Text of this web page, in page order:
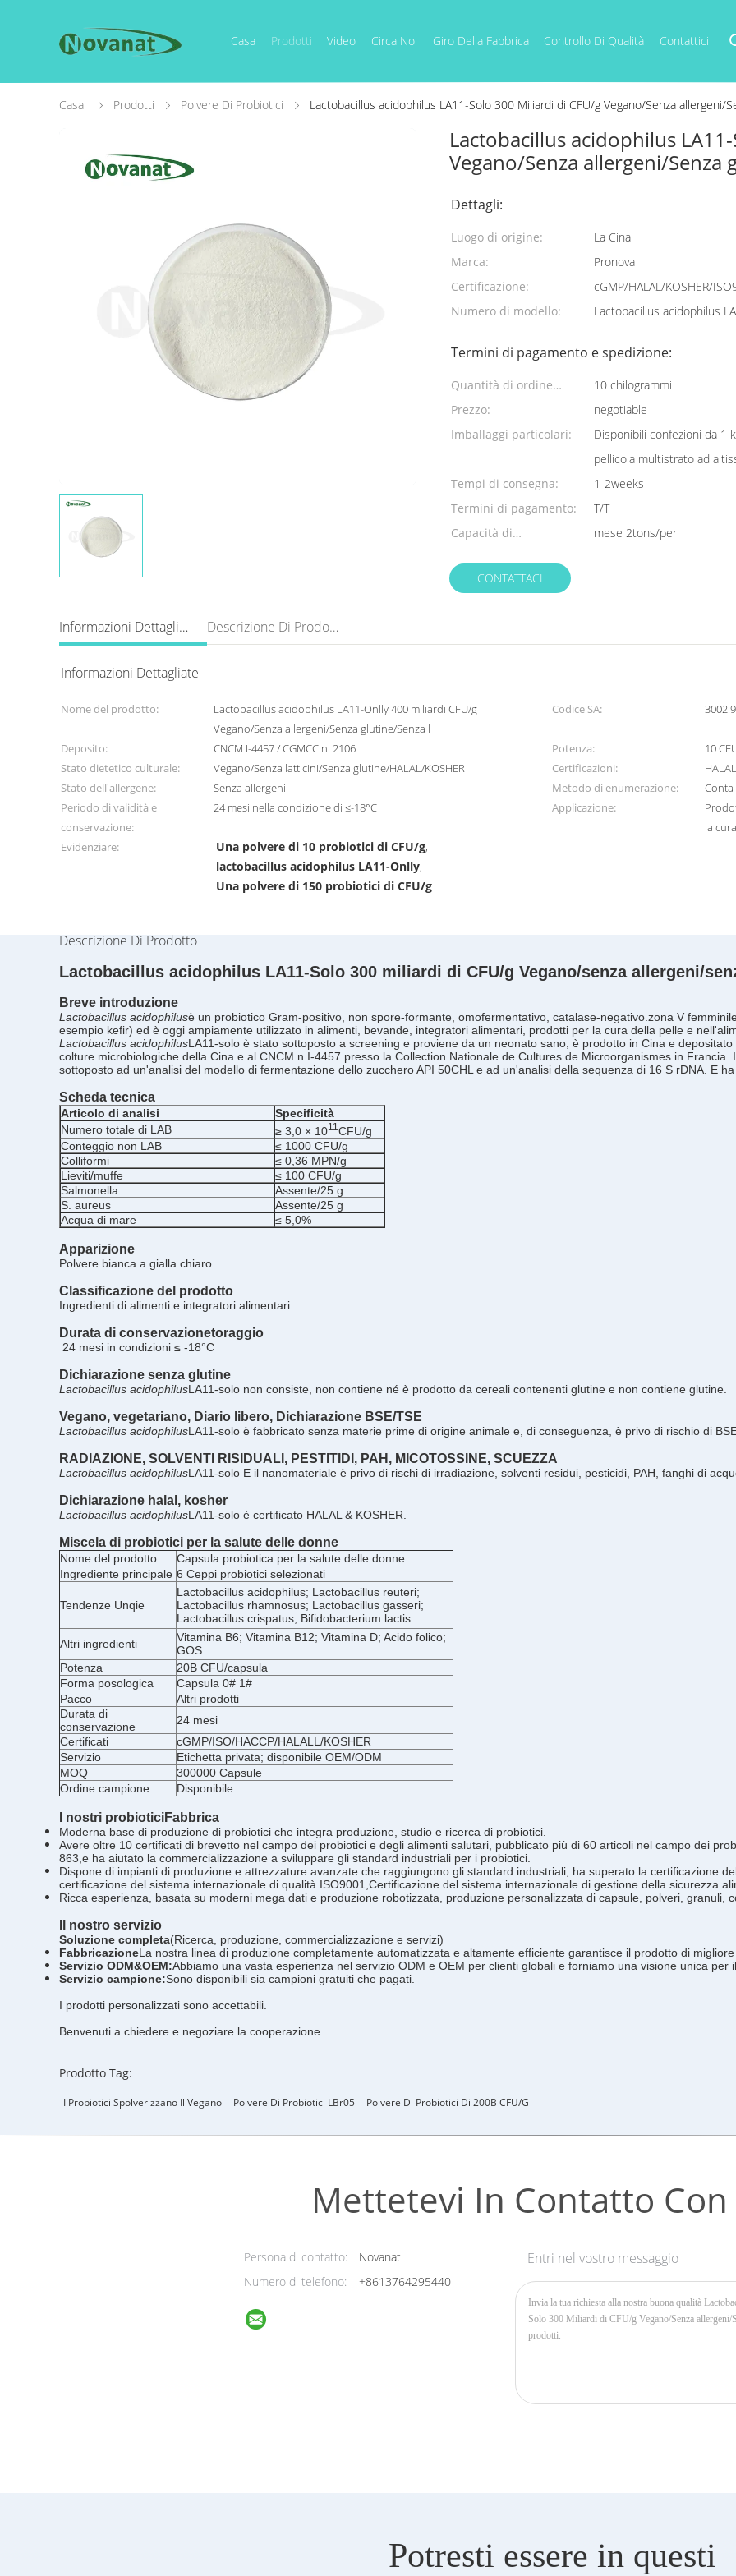
Casa Prodotti Video Circa Noi Giro Della Fabbrica Controllo Di Qualità Contattici
Casa Prodotti Polvere Di Probiotici Lactobacillus acidophilus LA11-Solo 300 Miliardi di CFU/g Vegano/Senza allergeni/
Lactobacillus acidophilus
Vegano/Senza allergeni/Senza
Dettagli:
Luogo di origine:
La Cina
Marca:
Pronova
Certificazione:
cGMP/HALAL/KOSHER/
Numero di modello:
Lactobacillus acidophilus
Termini di pagamento e spedizione:
Quantità di ordine
minimo:
10 chilogrammi
Prezzo:
negotiable
Imballaggi particolari:
Disponibili confezioni da 1
pellicola multistrato ad
Tempi di consegna:
1-2weeks
Termini di pagamento:
T/T
Capacità di
mese 2tons/per
CONTATTACI
Informazioni Dettagliate Descrizione Di Prodotto
Informazioni Dettagliate
Nome del prodotto:
Lactobacillus acidophilus LA11-Onlly 400 miliardi CFU/g
Vegano/Senza allergeni/Senza glutine/Senza l
Codice SA:
Deposito: CNCM I-4457 / CGMCC n. 2106 Potenza:
10
Stato dietetico culturale:
Vegano/Senza latticini/Senza glutine/HALAL/KOSHER Certificazioni:
Stato dell'allergene:
Senza allergeni Metodo di enumerazione:
Conta
Periodo di validità e
conservazione:
24 mesi nella condizione di ≤-18°C Applicazione:
la
Evidenziare:
Una polvere di 10 probiotici di CFU/g,
lactobacillus acidophilus LA11-Onlly,
Una polvere di 150 probiotici di CFU/g
Descrizione Di Prodotto
Lactobacillus acidophilus LA11-Solo 300 miliardi di CFU/g Vegano/senza allergeni/
Breve introduzione
Lactobacillus acidophilusè un probiotico Gram-positivo, non spore-formante, omofermentativo, catalase-negativo. zona V
esempio kefir) ed è oggi ampiamente utilizzato in alimenti, bevande, integratori alimentari, prodotti per la cura della pelle e
Lactobacillus acidophilusLA11-solo è stato sottoposto a screening e proviene da un neonato sano, è prodotto in Cina e
colture microbiologiche della Cina e al CNCM n.I-4457 presso la Collection Nationale de Cultures de Microorganismes in
sottoposto ad un'analisi del modello di fermentazione dello zucchero API 50CHL e ad un'analisi della sequenza di 16 S rDNA. E
Scheda tecnica
Articolo di analisi
Specificità
Numero totale di LAB
≥ 3,0 × 1011 CFU/g
Conteggio non LAB
≤ 1000 CFU/g
Colliformi
≤ 0,36 MPN/g
Lieviti/muffe
≤ 100 CFU/g
Salmonella
Assente/25 g
S. aureus
Assente/25 g
Acqua di mare
≤ 5,0%
Apparizione
Polvere bianca a gialla chiaro.
Classificazione del prodotto
Ingredienti di alimenti e integratori alimentari
Durata di conservazionetoraggio
24 mesi in condizioni ≤ -18°C
Dichiarazione senza glutine
Lactobacillus acidophilusLA11-solo non consiste, non contiene né è prodotto da cereali contenenti glutine e non contiene glutine.
Vegano, vegetariano, Diario libero, Dichiarazione BSE/TSE
Lactobacillus acidophilusLA11-solo è fabbricato senza materie prime di origine animale e, di conseguenza, è privo di rischio di
RADIAZIONE, SOLVENTI RISIDUALI, PESTITIDI, PAH, MICOTOSSINE, SCUEZZA
Lactobacillus acidophilusLA11-solo E il nanomateriale è privo di rischi di irradiazione, solventi residui, pesticidi, PAH, fanghi di
Dichiarazione halal, kosher
Lactobacillus acidophilusLA11-solo è certificato HALAL & KOSHER.
Miscela di probiotici per la salute delle donne
Nome del prodotto
Capsula probiotica per la salute delle donne
Ingrediente principale 6 Ceppi probiotici selezionati
Tendenze Unqie
Lactobacillus acidophilus; Lactobacillus reuteri;
Lactobacillus rhamnosus; Lactobacillus gasseri;
Lactobacillus crispatus; Bifidobacterium lactis.
Altri ingredienti
Vitamina B6; Vitamina B12; Vitamina D; Acido folico;
GOS
Potenza
20B CFU/capsula
Forma posologica
Capsula 0# 1#
Pacco
Altri prodotti
Durata di
conservazione
24 mesi
Certificati
cGMP/ISO/HACCP/HALALL/KOSHER
Servizio
Etichetta privata; disponibile OEM/ODM
MOQ
300000 Capsule
Ordine campione
Disponibile
I nostri probioticiFabbrica
Moderna base di produzione di probiotici che integra produzione, studio e ricerca di probiotici.
Avere oltre 10 certificati di brevetto nel campo dei probiotici e degli alimenti salutari, pubblicato più di 60 articoli nel campo dei
863,e ha aiutato la commercializzazione a sviluppare gli standard industriali per i probiotici.
Dispone di impianti di produzione e attrezzature avanzate che raggiungono gli standard industriali; ha superato la certificazione
certificazione del sistema internazionale di qualità ISO9001,Certificazione del sistema internazionale di gestione della sicurezza
Ricca esperienza, basata su moderni mega dati e produzione robotizzata, produzione personalizzata di capsule, polveri, granuli,
Il nostro servizio
Soluzione completa(Ricerca, produzione, commercializzazione e servizi)
FabbricazioneLa nostra linea di produzione completamente automatizzata e altamente efficiente garantisce il prodotto di
Servizio ODM&OEM:Abbiamo una vasta esperienza nel servizio ODM e OEM per clienti globali e forniamo una visione unica per
Servizio campione:Sono disponibili sia campioni gratuiti che pagati.
I prodotti personalizzati sono accettabili.
Benvenuti a chiedere e negoziare la cooperazione.
Prodotto Tag:
I Probiotici Spolverizzano Il Vegano Polvere Di Probiotici LBr05 Polvere Di Probiotici Di 200B CFU/g
Mettetevi In ​​contatto Con
Persona di contatto:
Novanat
Numero di telefono:
+8613764295440
Entri nel vostro messaggio
Potresti essere in questi